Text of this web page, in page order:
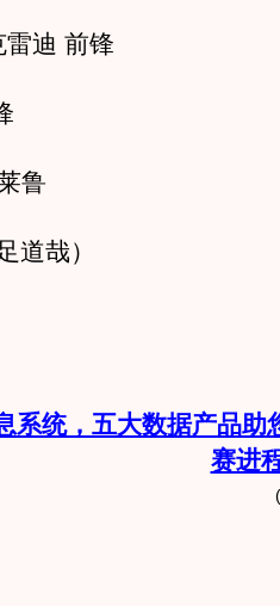
迪 前锋
鲁
哉）
系统，五大数据产品助
赛进